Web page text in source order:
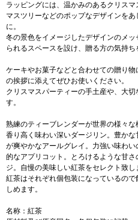
ラッピングには、温かみのあるクリス
マスツリーなどのポップなデザインを
に。
冬の景色をイメージしたデザインのメ
られるスペースを設け、贈る方の気持ち
ケーキやお菓子などと合わせての贈り
の挨拶に添えてぜひお使いください。
クリスマスパーティーの手土産や、大
す。
熟練のティーブレンダーが世界の様々な
香り高く味わい深いダージリン。豊か
が爽やかなアールグレイ。力強い味わ
的なアプリコット。とろけるような甘
ジ。自慢の美味しい紅茶をセレクト致し
紅茶はそれぞれ個包装になっているの
しめます。
名称：紅茶